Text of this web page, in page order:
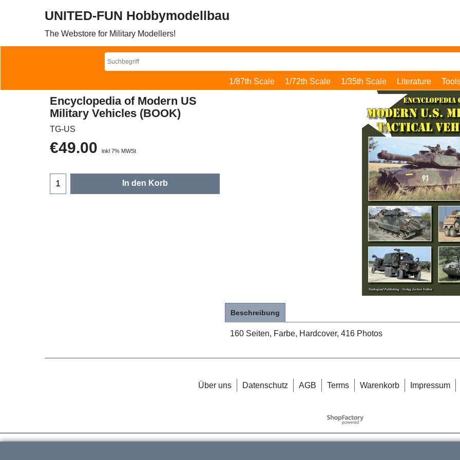
UNITED-FUN Hobbymodellbau
The Webstore for Military Modellers!
1/87th Scale 1/72th Scale 1/35th Scale Literature
Encyclopedia of Modern US
Military Vehicles (BOOK)
TG-US
€49.00 inkl 7% MWSt
In den Korb
Beschreibung
160 Seiten, Farbe, Hardcover, 416 Photos
Über uns Datenschutz AGB Terms Warenkorb Impressum
WebShop erstellt mit
ShopFactory Shop